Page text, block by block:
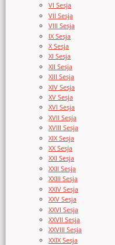
VI Sesja
VII Sesja
VIII Sesja
IX Sesja
X Sesja
XI Sesja
XII Sesja
XIII Sesja
XIV Sesja
XV Sesja
XVI Sesja
XVII Sesja
XVIII Sesja
XIX Sesja
XX Sesja
XXI Sesja
XXII Sesja
XXIII Sesja
XXIV Sesja
XXV Sesja
XXVI Sesja
XXVII Sesja
XXVIII Sesja
XXIX Sesja